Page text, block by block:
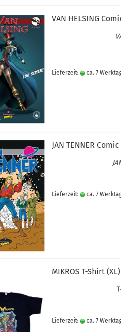
VAN HEL­SING
Lieferzeit: ca. 7
JAN TEN­NER
Lieferzeit: ca. 7
MI­KROS T-​Shirt
Lieferzeit: ca. 7